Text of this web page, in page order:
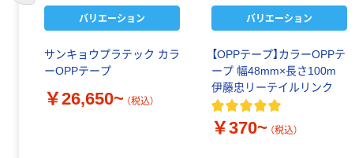
バリエーション
サンキョウプラテック カラ
ーOPPテープ
￥26,650~ （税込）
バリエーション
【OPPテープ】カラーOPPテ
ープ 幅48mm×長さ100m
伊藤忠リーテイルリンク
￥370~ （税込）